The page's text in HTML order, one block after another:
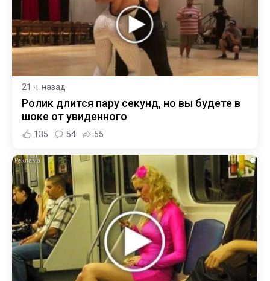
21 ч. назад
Ролик длится пару секунд, но вы будете в
шоке от увиденного
135 54 55
i